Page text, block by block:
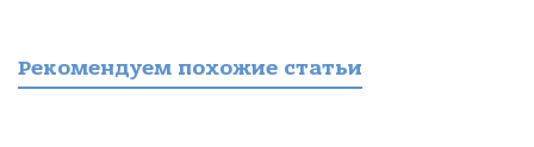
Рекомендуем похожие статьи